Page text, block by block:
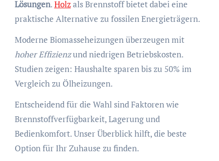
Lösungen.Holzals Brennstoff bietet dabei eine
praktische Alternative zu fossilen Energieträgern.
Moderne Biomasseheizungen überzeugen mit
hoher Effizienzund niedrigen Betriebskosten.
Studien zeigen: Haushalte sparen bis zu 50% im
Vergleich zu Ölheizungen.
Entscheidend für die Wahl sind Faktoren wie
Brennstoffverfügbarkeit, Lagerung und
Bedienkomfort. Unser Überblick hilft, die beste
Option für Ihr Zuhause zu finden.